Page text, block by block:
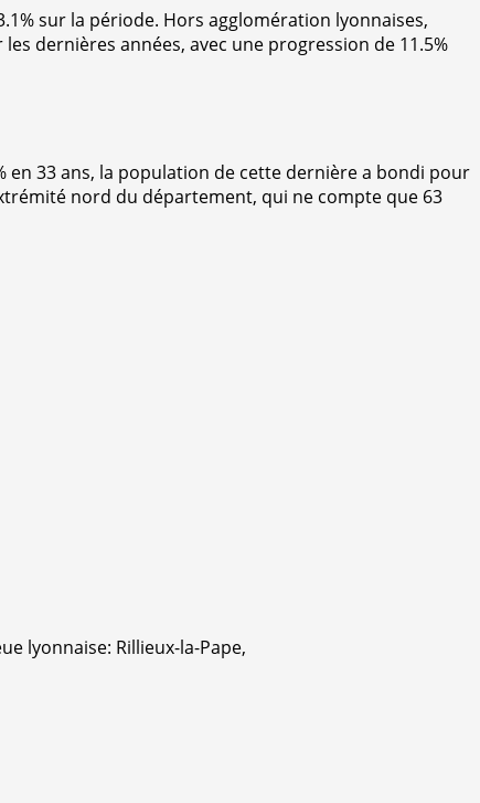
sur la période. Hors agglomération lyonnaises,
dernières années, avec une progression de 11.5%
en 33 ans, la population de cette dernière a bondi pour
nord du département, qui ne compte que 63
lyonnaise: Rillieux-la-Pape,